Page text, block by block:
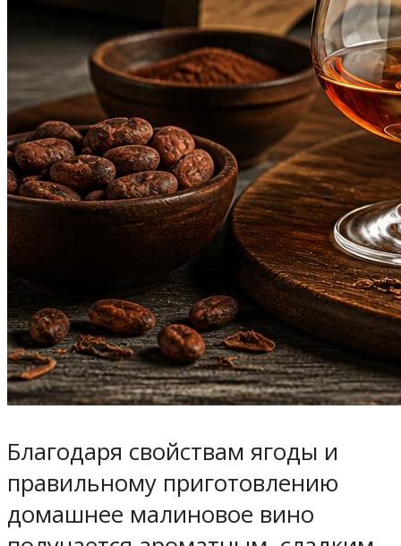
Благодаря свойствам ягоды и
правильному приготовлению
домашнее малиновое вино